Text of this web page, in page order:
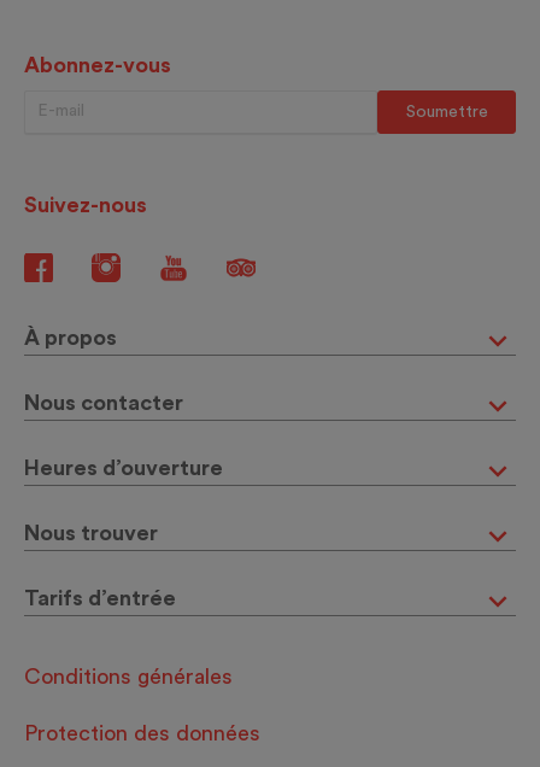
Abonnez-vous
Suivez-nous
À propos
Nous contacter
Heures d’ouverture
Nous trouver
Tarifs d’entrée
Conditions générales
Protection des données